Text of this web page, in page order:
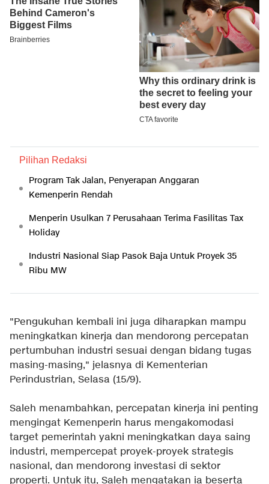
Pilihan Redaksi
Program Tak Jalan, Penyerapan Anggaran
Kemenperin Rendah
Menperin Usulkan 7 Perusahaan Terima Fasilitas Tax
Holiday
Industri Nasional Siap Pasok Baja Untuk Proyek 35
Ribu MW
"Pengukuhan kembali ini juga diharapkan mampu
meningkatkan kinerja dan mendorong percepatan
pertumbuhan industri sesuai dengan bidang tugas
masing-masing," jelasnya di Kementerian
Perindustrian, Selasa (15/9).
Saleh menambahkan, percepatan kinerja ini penting
mengingat Kemenperin harus mengakomodasi
target pemerintah yakni meningkatkan daya saing
industri, mempercepat proyek-proyek strategis
nasional, dan mendorong investasi di sektor
properti. Untuk itu, Saleh mengatakan ia beserta